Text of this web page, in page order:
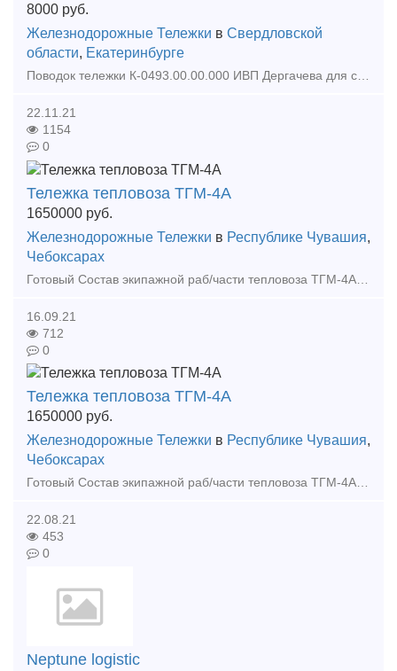
8000 руб.
Железнодорожные Тележки в Свердловской
области, Екатеринбурге
22.11.21
1154
0
Тележка тепловоза ТГМ-4А
1650000 руб.
Железнодорожные Тележки в Республике Чувашия,
Чебоксарах
16.09.21
712
0
Тележка тепловоза ТГМ-4А
1650000 руб.
Железнодорожные Тележки в Республике Чувашия,
Чебоксарах
Готовый Состав экипажной раб/части тепловоза ТГМ-4А в отличном состоянии, с разбора тепловоза. Колесные пары: после обточки и освидетельствования, бандаж от 70 мм. Стоимость 1 650 000. М
22.08.21
453
0
Neptune logistic